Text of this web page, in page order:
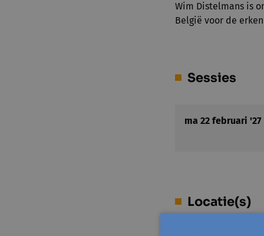
Wim Distelmans is
België voor de
Sessies
ma 22 februari '27
Locatie(s)